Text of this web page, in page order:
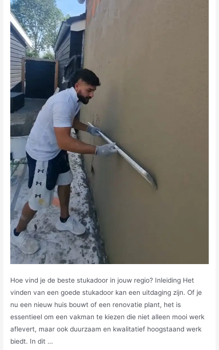
Hoe vind je de beste stukadoor in jouw regio? Inleiding Het
vinden van een goede stukadoor kan een uitdaging zijn. Of je
nu een nieuw huis bouwt of een renovatie plant, het is
essentieel om een vakman te kiezen die niet alleen mooi werk
aflevert, maar ook duurzaam en kwalitatief hoogstaand werk
biedt. In dit …